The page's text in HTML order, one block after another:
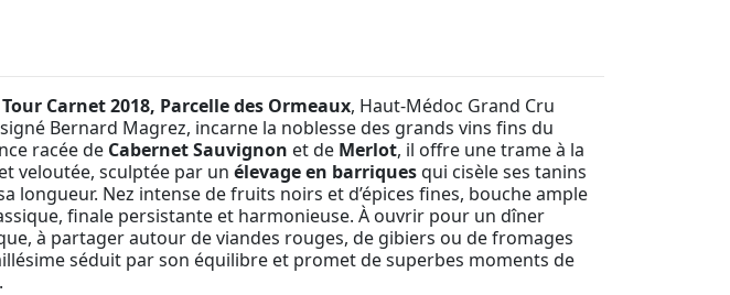
Carnet 2018, Parcelle des Ormeaux, Haut-Médoc Grand Cru
signé Bernard Magrez, incarne la noblesse des grands vins fins du
racée de Cabernet Sauvignon et de Merlot, il offre une trame à la
veloutée, sculptée par un élevage en barriquesqui cisèle ses tanins
longueur. Nez intense de fruits noirs et d’épices fines, bouche ample
finale persistante et harmonieuse. À ouvrir pour un dîner
à partager autour de viandes rouges, de gibiers ou de fromages
séduit par son équilibre et promet de superbes moments de